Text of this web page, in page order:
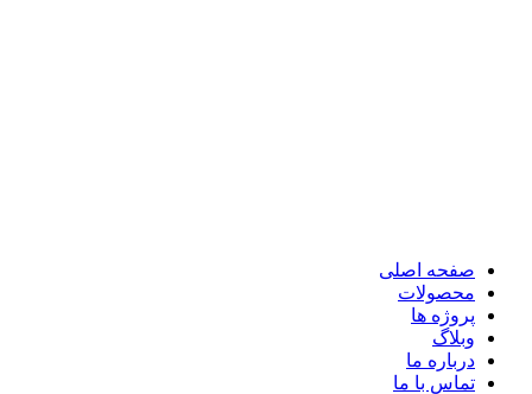
صفحه اصلی
محصولات
پروژه ها
وبلاگ
درباره ما
تماس با ما